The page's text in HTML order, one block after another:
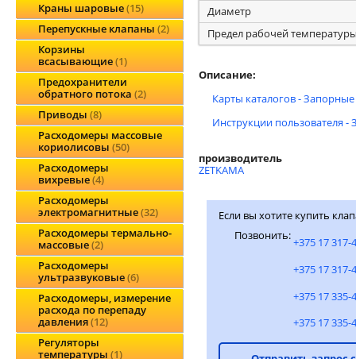
Краны шаровые 15
Перепускные клапаны 2
Корзины
всасывающие 1
Предохранители
обратного потока 2
Приводы 8
Расходомеры массовые
кориолисовы 50
Расходомеры
вихревые 4
Расходомеры
электромагнитные 32
Расходомеры термально-
массовые 2
Расходомеры
ультразвуковые 6
Расходомеры, измерение
расхода по перепаду
давления 12
Регуляторы
температуры 1
Диаметр
Предел рабочей
Описание:
Карты каталогов -
Инструкции пользователя
производитель
ZETKAMA
Если вы хотите купить
Позвонить:
+375 17 317-
+375 17 317-
+375 17 335-
+375 17 335-